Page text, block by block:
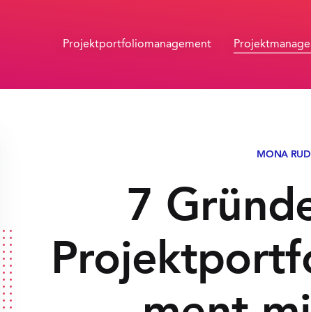
Projektportfolio­management
7
MONA